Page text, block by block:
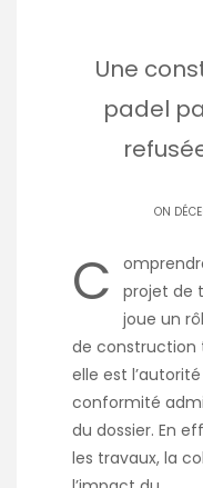
Une
padel
ON
C
projet de
joue un
de construction
elle est
conformité
du dossier. En
les travaux, la